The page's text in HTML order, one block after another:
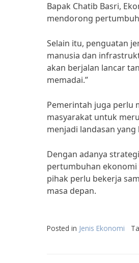
Bapak Chatib Basri,
mendorong
Selain itu, penguatan
manusia dan
akan berjalan lancar
memadai.”
Pemerintah juga perlu
masyarakat untuk
menjadi landasan
Dengan adanya
pertumbuhan ekonomi
pihak perlu bekerja
masa depan.
Posted in Jenis Ekonomi